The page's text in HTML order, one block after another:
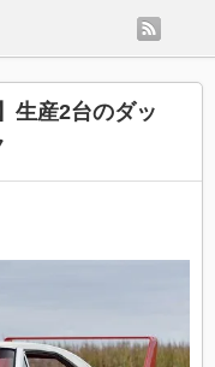
生産2台のダッ